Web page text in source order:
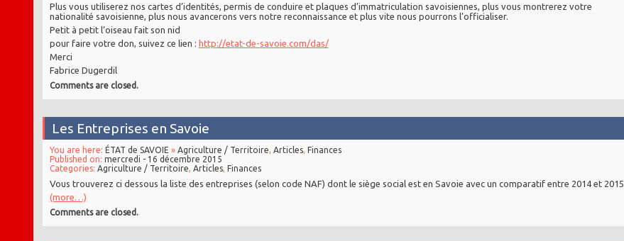
Plus vous utiliserez nos cartes d’identités, permis de conduire et plaques d’immatriculation savoisiennes, plus vous montrerez votre
nationalité savoisienne, plus nous avancerons vers notre reconnaissance et plus vite nous pourrons l’officialiser.
Petit à petit l’oiseau fait son nid
pour faire votre don, suivez ce lien : http://etat-de-savoie.com/das/
Merci
Fabrice Dugerdil
Comments are closed.
Les Entreprises en Savoie
You are here: ÉTAT de SAVOIE » Agriculture / Territoire Articles, Finances
Published on: mercredi - 16 décembre 2015
Categories: Agriculture / Territoire Articles, Finances
Vous trouverez ci dessous la liste des entreprises (selon code NAF) dont le siège social est en Savoie avec un comparatif entre 2014 et 2015
(more…)
Comments are closed.